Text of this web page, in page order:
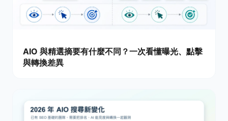
AIO 與精選摘要有什麼不同？一次看懂曝光、點擊
與轉換差異